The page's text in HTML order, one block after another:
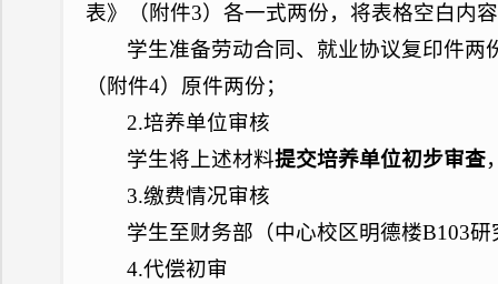
表》（附件3）各一式两份，将表格空白内
学生准备劳动合同、就业协议复印件
（附件4）原件两份；
2.培养单位审核
学生将上述材料提交培养单位初步审查
3.缴费情况审核
学生至财务部（中心校区明德楼B103
4.代偿初审